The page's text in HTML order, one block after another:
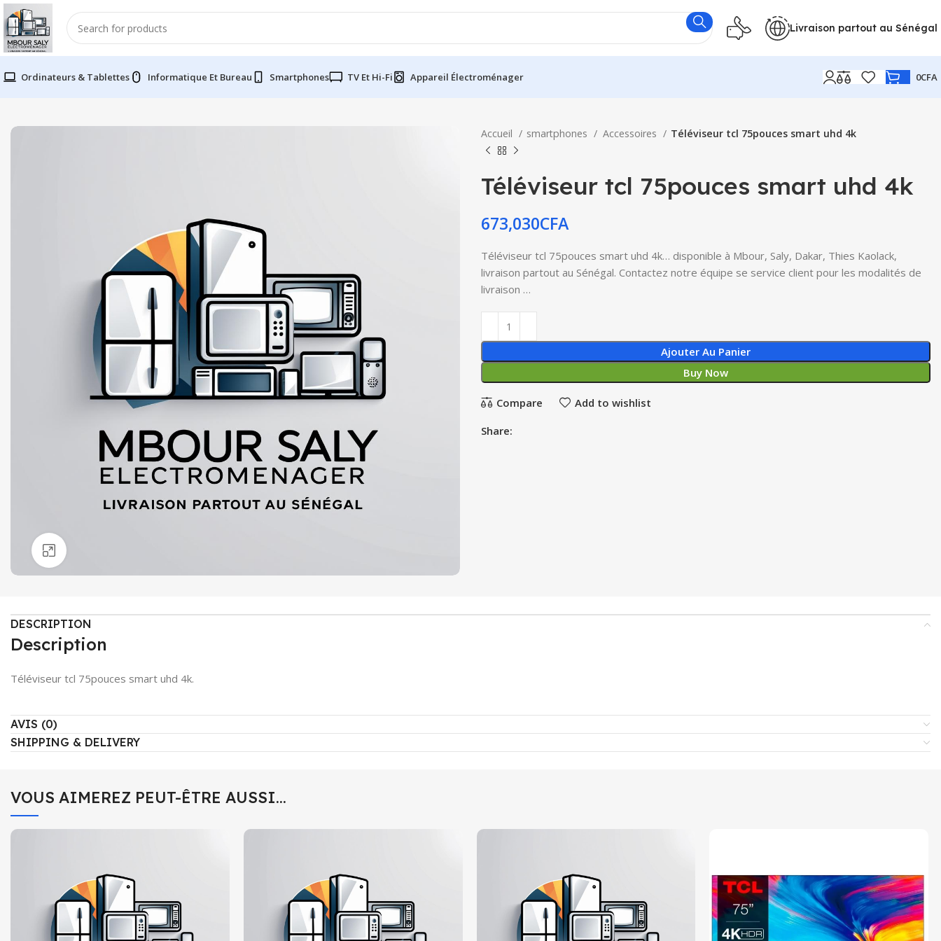
Livraison partout au Sénégal
Ordinateurs & Tablettes Informatique Et Bureau Smartphones TV Et Hi-Fi Appareil Électroménager 0CFA
Accueil smartphones Accessoires Téléviseur tcl 75pouces smart uhd 4k
Téléviseur tcl 75pouces smart uhd 4k
673,030CFA
Téléviseur tcl 75pouces smart uhd 4k… disponible à Mbour, Saly, Dakar, Thies Kaolack,
livraison partout au Sénégal. Contactez notre équipe se service client pour les modalités de
livraison …
Ajouter Au Panier
Buy Now
Compare Add to wishlist
Share:
DESCRIPTION
Description
Téléviseur tcl 75pouces smart uhd 4k.
AVIS (0)
SHIPPING & DELIVERY
VOUS AIMEREZ PEUT-ÊTRE AUSSI…